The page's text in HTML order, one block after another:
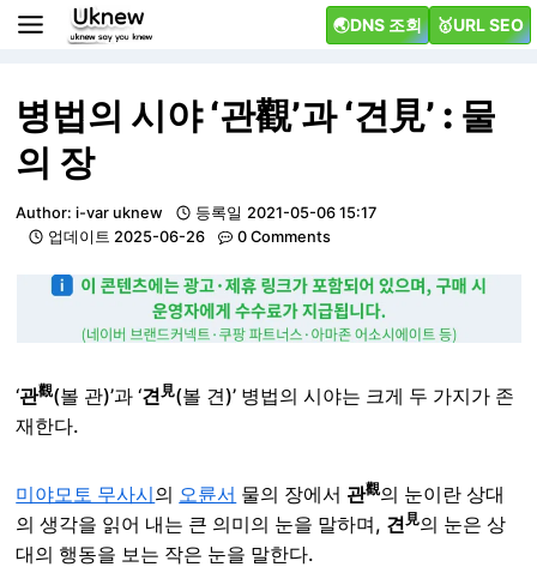
Skip
🌏DNS 조회 🥇URL SEO
병법의 시야 ‘관觀’과 ‘견見’ : 물
의 장
Author: i-var uknew 등록일 2021-05-06 15:17
업데이트 2025-06-26 0 Comments
‘관觀(볼 관)’과 ‘견見(볼 견)’ 병법의 시야는 크게 두 가지가 존
재한다.
미야모토 무사시의 오륜서 물의 장에서 관觀의 눈이란 상대
의 생각을 읽어 내는 큰 의미의 눈을 말하며, 견見의 눈은 상
대의 행동을 보는 작은 눈을 말한다.